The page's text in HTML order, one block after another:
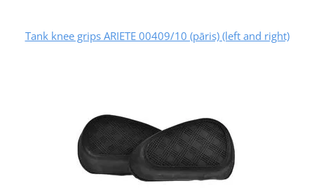
Tank knee grips ARIETE 00409/10 (pāris) (left and right)